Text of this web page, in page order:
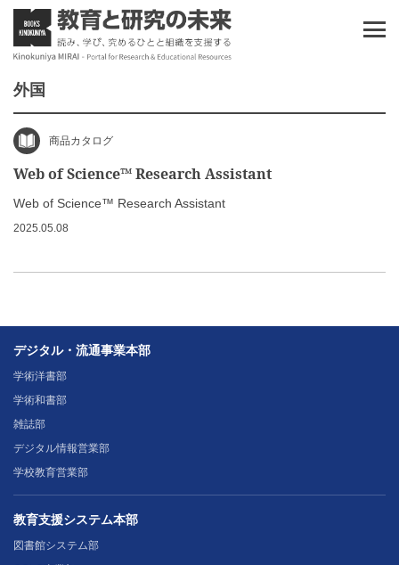
外国
商品カタログ
Web of Science™ Research Assistant
Web of Science™ Research Assistant
2025.05.08
デジタル・流通事業本部
学術洋書部
学術和書部
雑誌部
デジタル情報営業部
学校教育営業部
教育支援システム本部
図書館システム部